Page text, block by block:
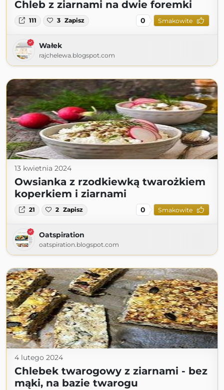
Chleb z ziarnami na dwie foremki
111 3 Zapisz 0 Smakowite
Wałek
rajchelewa.blogspot.com
13 kwietnia 2024
Owsianka z rzodkiewką twarożkiem
koperkiem i ziarnami
21 2 Zapisz 0 Smakowite
Oatspiration
oatspiration.blogspot.com
4 lutego 2024
Chlebek twarogowy z ziarnami - bez
mąki, na bazie twarogu